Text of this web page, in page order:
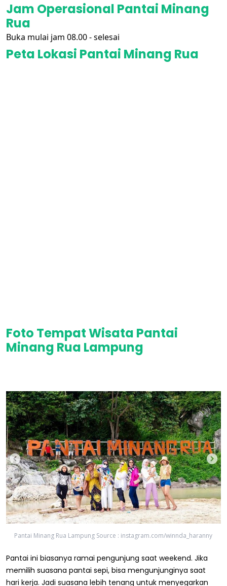
Jam Operasional Pantai Minang
Rua
Buka mulai jam 08.00 - selesai
Peta Lokasi Pantai Minang Rua
Foto Tempat Wisata Pantai
Minang Rua Lampung
Pantai Minang Rua Lampung Source : instagram.com/winnda_haranny
Pantai ini biasanya ramai pengunjung saat weekend. Jika
memilih suasana pantai sepi, bisa mengunjunginya saat
hari kerja. Jadi suasana lebih tenang untuk menyegarkan